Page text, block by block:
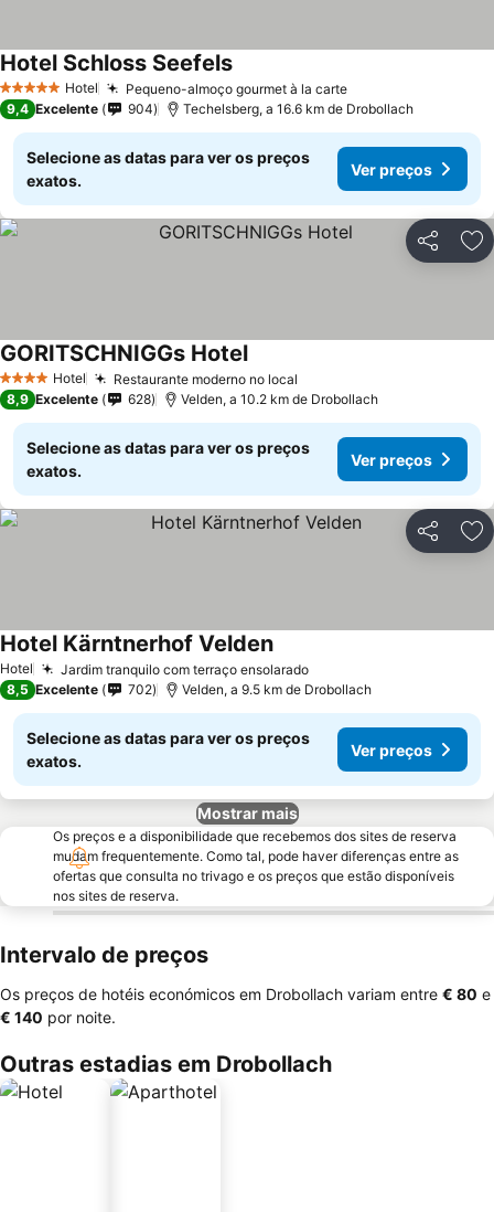
5 Estrelas Hotel Pequeno-almoço gourmet à la carte
Hotel Schloss Seefels
9,4 Excelente 904 Techelsberg, a 16.6 km de Drobollach
Selecione as datas para ver os preços
exatos.
Ver preços
Partilhar
4 EstrelasHotel Restaurante moderno no local
GORITSCHNIGGs Hotel
8,9 Excelente 628 Velden, a 10.2 km de Drobollach
Selecione as datas para ver os preços
exatos.
Ver preços
Partilhar
Hotel Jardim tranquilo com terraço ensolarado
Hotel Kärntnerhof Velden
8,5 Excelente 702 Velden, a 9.5 km de Drobollach
Selecione as datas para ver os preços
exatos.
Ver preços
Mostrar mais
Os preços e a disponibilidade que recebemos dos sites de reserva
mudam frequentemente. Como tal, pode haver diferenças entre as
ofertas que consulta no trivago e os preços que estão disponíveis
nos sites de reserva.
Intervalo de preços
Os preços de hotéis económicos em Drobollach variam entre ‎€ 80 e
‎€ 140 por noite.
Outras estadias em Drobollach